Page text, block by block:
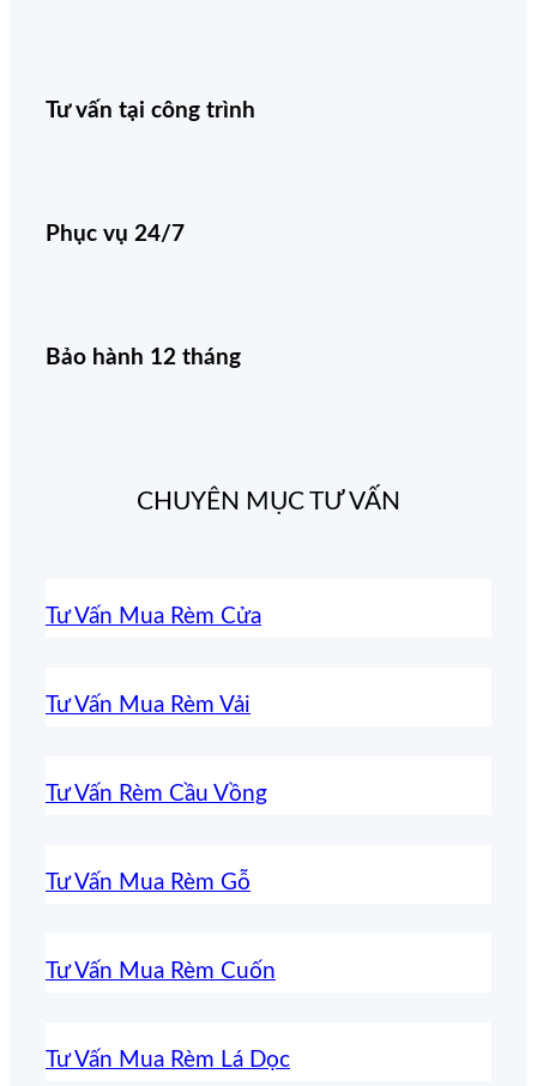
Tư vấn tại công trình
Phục vụ 24/7
Bảo hành 12 tháng
CHUYÊN MỤC TƯ VẤN
Tư Vấn Mua Rèm Cửa
Tư Vấn Mua Rèm Vải
Tư Vấn Rèm Cầu Vồng
Tư Vấn Mua Rèm Gỗ
Tư Vấn Mua Rèm Cuốn
Tư Vấn Mua Rèm Lá Dọc